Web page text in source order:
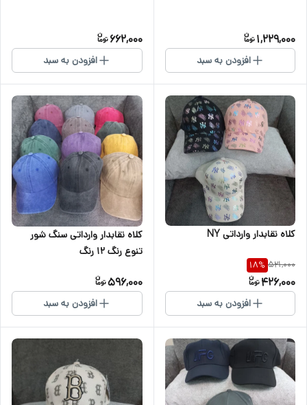
1,229,000
افزودن به سبد
662,000
افزودن به سبد
کلاه نقابدار وارداتی NY
521,000
18%
426,000
افزودن به سبد
کلاه نقابدار وارداتی سنگ شور
تنوع رنگ ۱۲ رنگ
596,000
افزودن به سبد